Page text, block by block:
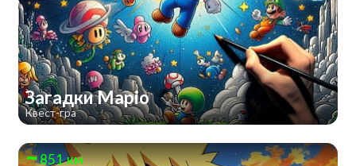
Загадки Маріо
Квест-гра
851 км